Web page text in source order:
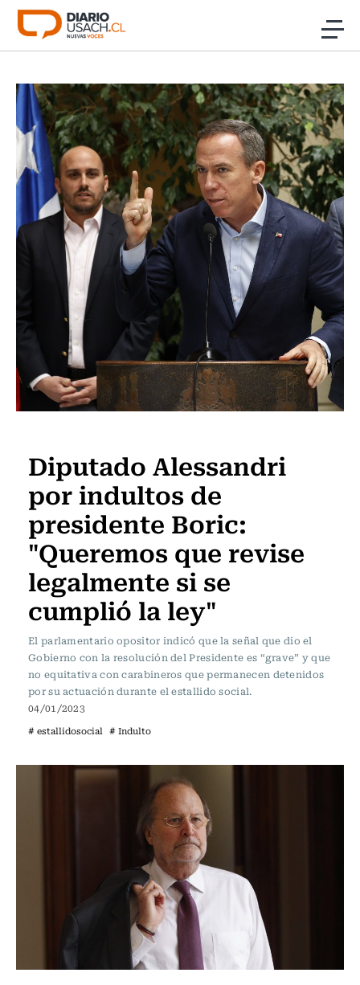
Click acá para ir directamente al contenido
Investigación
Cultura
Programas Radio y TV Usach
Diputado Alessandri
por indultos de
presidente Boric:
"Queremos que revise
legalmente si se
cumplió la ley"
El parlamentario opositor indicó que la señal que dio el
Gobierno con la resolución del Presidente es “grave” y que
no equitativa con carabineros que permanecen detenidos
por su actuación durante el estallido social.
04/01/2023
# estallidosocial # Indulto